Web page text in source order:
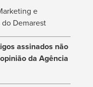
e
Demarest
assinados não
da Agência